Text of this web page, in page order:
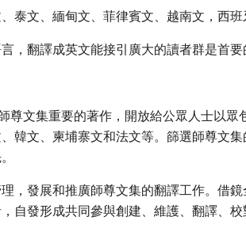
泰文、緬甸文、菲律賓文、越南文，西班
，翻譯成英文能接引廣大的讀者群是首要
尊文集重要的著作，開放給公眾人士以
韓文、柬埔寨文和法文等。篩選師尊文
，發展和推廣師尊文集的翻譯工作。
自發形成共同參與創建、維護、翻譯、